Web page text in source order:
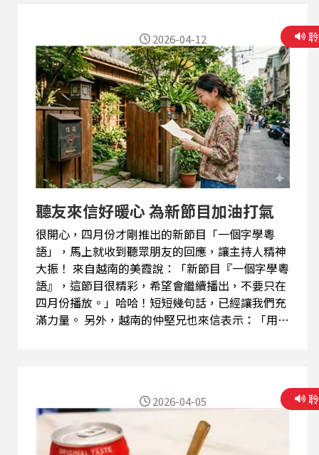
嚟，可能你不相信，在美國就不這麼幸運了。」他
說，由美國紐約飛往檀香山，航程長達十二個多小
時，機上只提供兩次汽水或咖啡，如果想吃飛機
餐，則需要另外付費，每份二十美元，而且座位狹
窄，幾乎無法轉身，整段旅程並不輕鬆。 除了飛
機餐，航班延誤更是讓人煩燥。方先生提到，他曾
搭乘香港飛往桃園的班機，原定下午三時三十分起
飛，但飛機卻在赤鱲角機場跑道上停留不動，直到
下午五時才起飛。更令人難受的是，飛機為了節省
燃油，甚至關掉引擎，在夏天的機艙內等待，悶熱
不同航班、不同航空公司的不同體驗。有人記住的
是飛機餐，有人難忘的是航班延誤的煩躁，也有人
對機場與航程留下深刻...
聽友來信好暖心 為新節目加油打氣
很開心，四月份才剛推出的新節目「一個字學粵
語」，馬上就收到聽眾朋友的回應，讓主持人精神
大振！ 來自越南的美霞說：「新節目『一個字學粵
語』，這節目很精彩，希望會繼續播出，不要只在
四月份播放。」哈哈！短短幾句話，已經讓我們充
滿力量。 另外，越南的仲堅兄也來信表示：「用最
不住，每日一字，輕輕鬆鬆就容易學進去，辛苦曬
您們兩位。」 聽到這些回應，真的讓人很開心，也
更確定這個節目的方向是對的。五分鐘的節目，看
似簡單，但如果能讓大家輕鬆學會、慢慢累積，就
2026-04-12
2026-04-05